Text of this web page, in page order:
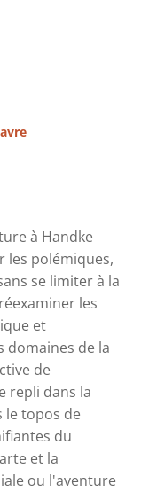
à Handke
les polémiques,
se limiter à la
les
et
de la
de
repli dans la
le topos de
du
et la
ou l'aventure